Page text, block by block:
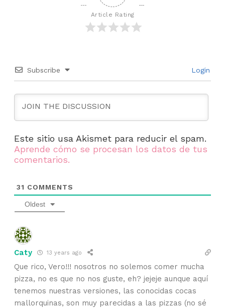
Article Rating
Subscribe Login
Este sitio usa Akismet para reducir el spam.
Aprende cómo se procesan los datos de tus
comentarios.
31 COMMENTS
Oldest
Caty 13 years ago
Que rico, Vero!!! nosotros no solemos comer mucha
pizza, no es que no nos guste, eh? jejeje aunque aquí
tenemos nuestras versiones, las conocidas cocas
mallorquinas, son muy parecidas a las pizzas (no sé